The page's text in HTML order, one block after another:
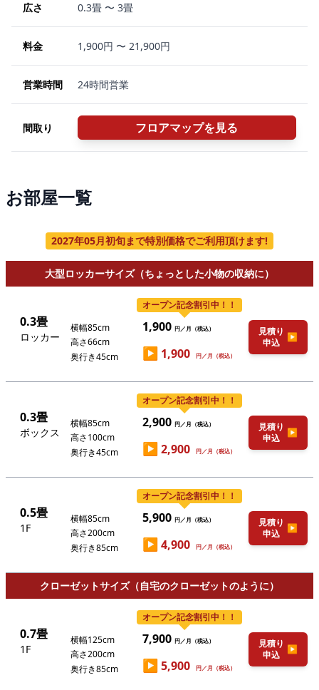
広さ 0.3畳 〜 3畳
料金 1,900円 〜 21,900円
営業時間 24時間営業
間取り フロアマップを見る
お部屋一覧
2027年05月初旬まで特別価格でご利用頂けます!
大型ロッカーサイズ（ちょっとした小物の収納に）
0.3畳
ロッカー
横幅85cm
高さ66cm
奥行き45cm
オープン記念割引中！！
1,900円／月（税込）
▶ 1,900 円／月（税込）
見積り
申込
▶
0.3畳
ボックス
横幅85cm
高さ100cm
奥行き45cm
オープン記念割引中！！
2,900円／月（税込）
▶2,900 円／月（税込）
見積り
申込
▶
0.5畳
1F
横幅85cm
高さ200cm
奥行き85cm
オープン記念割引中！！
5,900円／月（税込）
▶4,900 円／月（税込）
見積り
申込
▶
クローゼットサイズ（自宅のクローゼットのように）
0.7畳
1F
横幅125cm
高さ200cm
奥行き85cm
オープン記念割引中！！
7,900円／月（税込）
▶5,900 円／月（税込）
見積り
申込
▶